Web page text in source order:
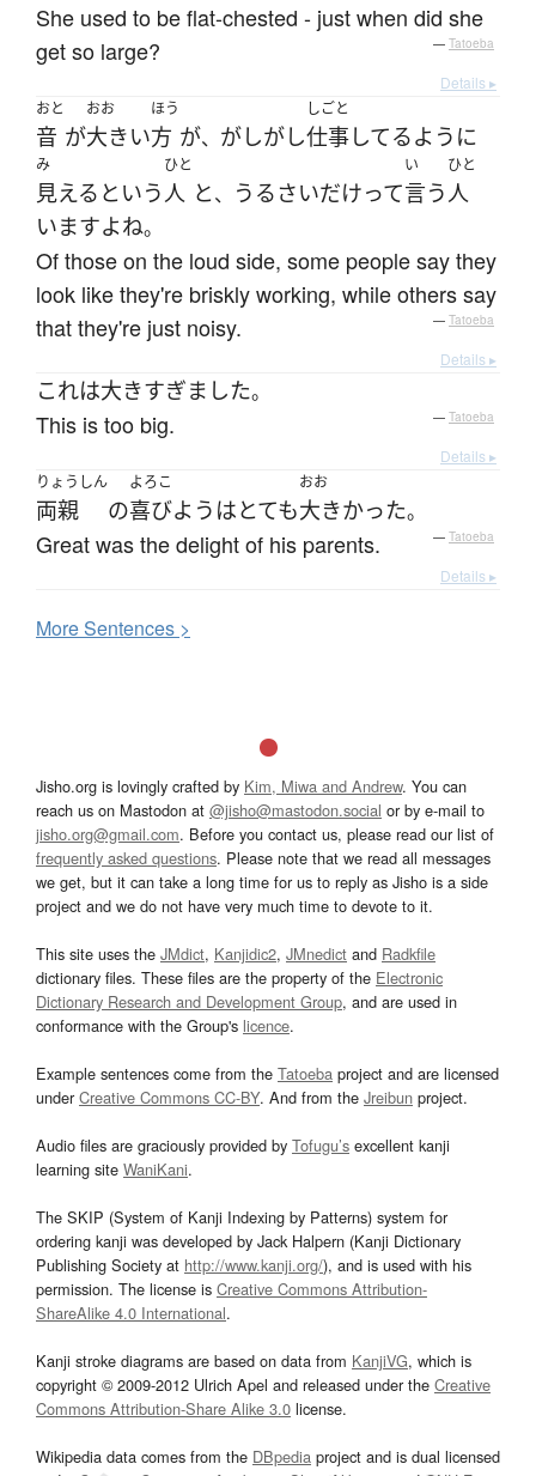
She used to be flat-chested - just when did she
get so large?
— Tatoeba
Details ▸
おと
音 が
おお
大きい
ほう
方 が、 がしがし
しごと
仕事してるように
み
見える という
ひと
人 と、 うるさいだけって
い
言う
ひと
人
いますよね。
Of those on the loud side, some people say they
look like they're briskly working, while others say
that they're just noisy.
— Tatoeba
Details ▸
これは大きすぎました。
This is too big. — Tatoeba
Details ▸
りょうしん
両親 の
よろこ
喜びよう はとても
おお
大きかった。
Great was the delight of his parents. — Tatoeba
Details ▸
MoreSentences >
Jisho.org is lovingly crafted by Kim, Miwa and Andrew. You can
reach us on Mastodon at @jisho@mastodon.social or by e-mail to
jisho.org@gmail.com. Before you contact us, please read our list of
frequently asked questions. Please note that we read all messages
we get, but it can take a long time for us to reply as Jisho is a side
project and we do not have very much time to devote to it.
This site uses the JMdict, Kanjidic2, JMnedict and Radkfile
dictionary files. These files are the property of the Electronic
Dictionary Research and Development Group, and are used in
conformance with the Group's licence.
Example sentences come from the Tatoeba project and are licensed
underCreative Commons CC-BY. And from the Jreibun project.
Audio files are graciously provided by Tofugu’s excellent kanji
learning site WaniKani.
The SKIP (System of Kanji Indexing by Patterns) system for
ordering kanji was developed by Jack Halpern (Kanji Dictionary
Publishing Society at http://www.kanji.org/), and is used with his
permission. The license is Creative Commons Attribution-
ShareAlike 4.0 International.
Kanji stroke diagrams are based on data from KanjiVG, which is
copyright © 2009-2012 Ulrich Apel and released under the Creative
Commons Attribution-Share Alike 3.0 license.
Wikipedia data comes from the DBpedia project and is dual licensed